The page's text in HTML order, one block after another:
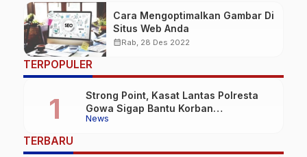
Cara Mengoptimalkan Gambar Di
Situs Web Anda
calendar_monthRab, 28 Des 2022
TERPOPULER
News
Strong Point, Kasat Lantas Polresta
Gowa Sigap Bantu Korban
Kecelakaan
TERBARU